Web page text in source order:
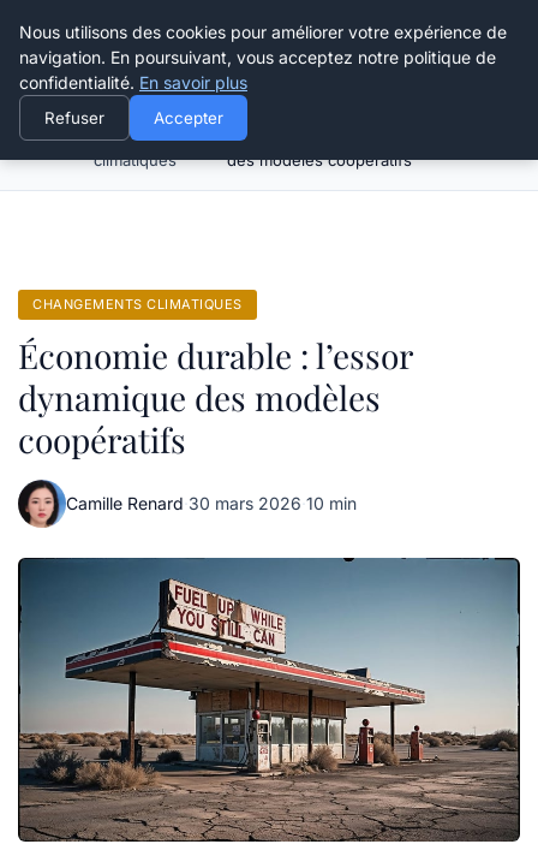
Happy Calyx Farmer
Changements
climatiques
Économie durable : l’essor dynamique
des modèles coopératifs
CHANGEMENTS CLIMATIQUES
Économie durable : l’essor
dynamique des modèles
coopératifs
Camille Renard·30 mars 2026·10 min
Nous utilisons des cookies pour améliorer votre expérience de
navigation. En poursuivant, vous acceptez notre politique de
confidentialité. En savoir plus
Refuser Accepter